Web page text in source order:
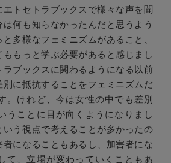
トセトラブックスで様々な声を聞
は何も知らなかったんだと思うよう
多様なフェミニズムがあること、
もっと学ぶ必要があると感じまし
ラブックスに関わるようになる以前
別に抵抗することをフェミニズムだ
。けれど、今は女性の中でも差別
うことに目が向くようになりまし
いう視点で考えることが多かったの
者になることもあるし、加害者にな
て、立場が変わっていくこともあ